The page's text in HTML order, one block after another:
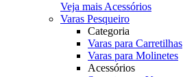
Veja mais Acessórios
Varas Pesqueiro
Categoria
Varas para Carretilhas
Varas para Molinetes
Acessórios